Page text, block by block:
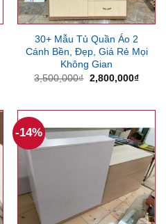
30+ Mẫu Tủ Quần Áo 2
Cánh Bền, Đẹp, Giá Rẻ Mọi
Không Gian
3,500,000₫ Giá
2,800,000₫Giá
-14%